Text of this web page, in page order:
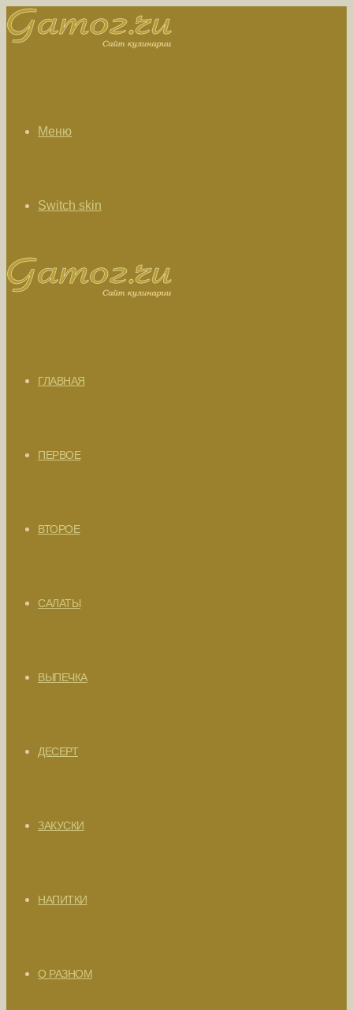
Меню
Switch skin
ГЛАВНАЯ
ПЕРВОЕ
ВТОРОЕ
САЛАТЫ
ВЫПЕЧКА
ДЕСЕРТ
ЗАКУСКИ
НАПИТКИ
О РАЗНОМ